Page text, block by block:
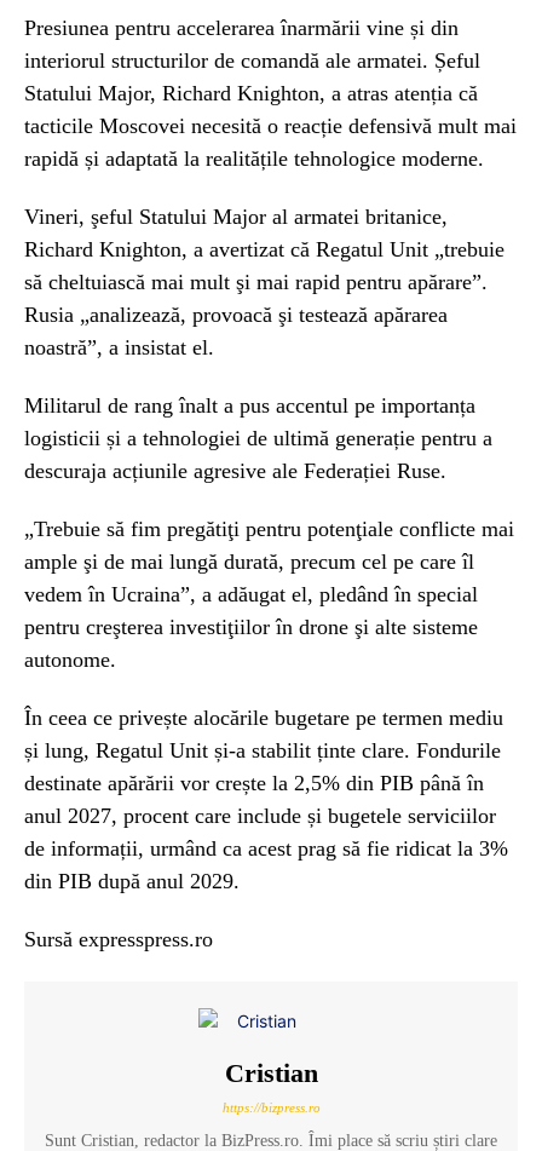
Presiunea pentru accelerarea înarmării vine și din
interiorul structurilor de comandă ale armatei. Șeful
Statului Major, Richard Knighton, a atras atenția că
tacticile Moscovei necesită o reacție defensivă mult mai
rapidă și adaptată la realitățile tehnologice moderne.
Vineri, şeful Statului Major al armatei britanice,
Richard Knighton, a avertizat că Regatul Unit „trebuie
să cheltuiască mai mult şi mai rapid pentru apărare”.
Rusia „analizează, provoacă şi testează apărarea
noastră”, a insistat el.
Militarul de rang înalt a pus accentul pe importanța
logisticii și a tehnologiei de ultimă generație pentru a
descuraja acțiunile agresive ale Federației Ruse.
„Trebuie să fim pregătiţi pentru potenţiale conflicte mai
ample şi de mai lungă durată, precum cel pe care îl
vedem în Ucraina”, a adăugat el, pledând în special
pentru creşterea investiţiilor în drone şi alte sisteme
autonome.
În ceea ce privește alocările bugetare pe termen mediu
și lung, Regatul Unit și-a stabilit ținte clare. Fondurile
destinate apărării vor crește la 2,5% din PIB până în
anul 2027, procent care include și bugetele serviciilor
de informații, urmând ca acest prag să fie ridicat la 3%
din PIB după anul 2029.
Sursă expresspress.ro
Cristian
https://bizpress.ro
Sunt Cristian, redactor la BizPress.ro. Îmi place să scriu știri clare